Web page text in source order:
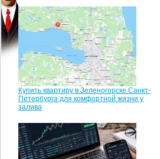
Купить квартиру в Зеленогорске Санкт-
Петербурга для комфортной жизни у
залива